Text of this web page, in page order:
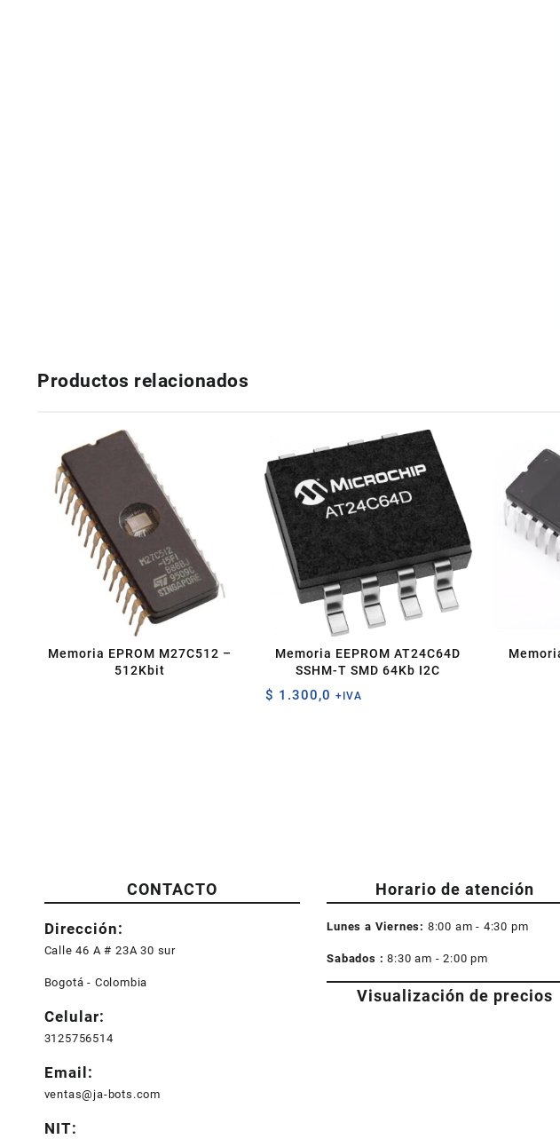
Productos relacionados
Memoria EPROM M27C512 –
512Kbit
Memoria EEPROM AT24C64D
SSHM-T SMD 64Kb I2C
$ 1.300,0 +IVA
CONTACTO
Dirección:
Calle 46 A # 23A 30 sur
Bogotá - Colombia
Celular:
3125756514
Email:
ventas@ja-bots.com
NIT:
Horario de atención
Lunes a Viernes: 8:00 am - 4:30 pm
Sabados :8:30 am - 2:00 pm
Visualización de precios